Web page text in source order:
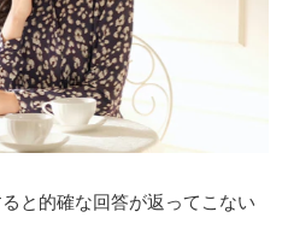
と的確な回答が返ってこない